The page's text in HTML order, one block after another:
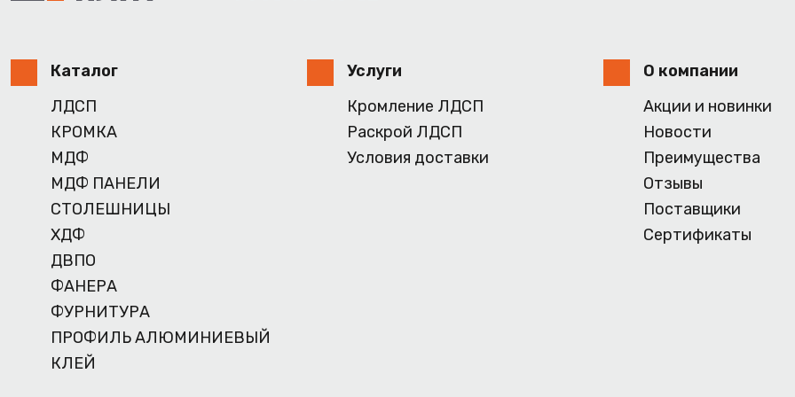
Каталог
ЛДСП
КРОМКА
МДФ
МДФ ПАНЕЛИ
СТОЛЕШНИЦЫ
ХДФ
ДВПО
ФАНЕРА
ФУРНИТУРА
ПРОФИЛЬ АЛЮМИНИЕВЫЙ
КЛЕЙ
Услуги
Кромление ЛДСП
Раскрой ЛДСП
Условия доставки
О компании
Акции и новинки
Новости
Преимущества
Отзывы
Поставщики
Сертификаты